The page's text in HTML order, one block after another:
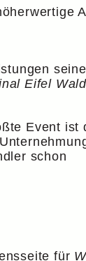
Eifel
Event ist
schon
für